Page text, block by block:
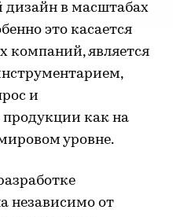
в масштабах
это касается
является
и
продукции как на
уровне.
независимо от